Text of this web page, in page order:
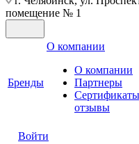
помещение № 1
Бренды
О компании
О компании
Партнеры
отзывы
Войти